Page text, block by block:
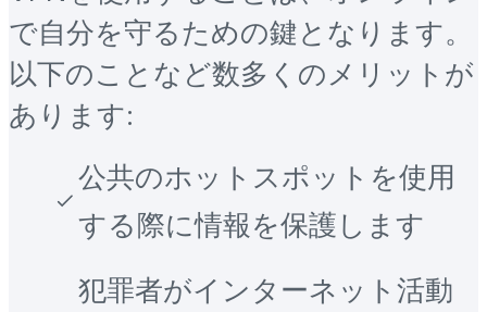
で自分を守るための鍵となります。
以下のことなど数多くのメリットが
あります:
公共のホットスポットを使用
する際に情報を保護します
犯罪者がインターネット活動